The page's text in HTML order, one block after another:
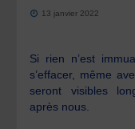
13 janvier 2022
Si rien n’est
s’effacer, même
seront visibles
après nous.